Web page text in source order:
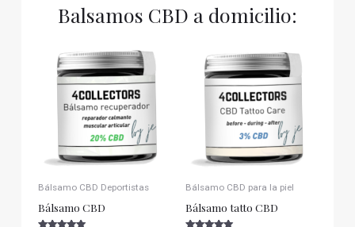
Balsamos CBD a domicilio:
Bálsamo CBD Deportistas
Bálsamo CBD
Bálsamo CBD para la piel
Bálsamo tatto CBD